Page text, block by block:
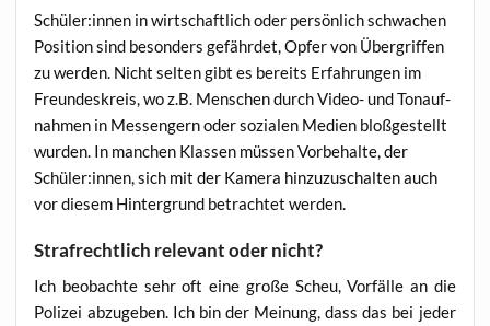
Schüler:innen in wirt­schaft­lich oder per­sön­lich schwa­chen
Posi­ti­on sind beson­ders gefähr­det, Opfer von Über­grif­fen
zu wer­den. Nicht sel­ten gibt es bereits Erfah­run­gen im
Freun­des­kreis, wo z.B. Men­schen durch Video- und Ton­auf­
nah­men in Mes­sen­gern oder sozia­len Medi­en bloß­ge­stellt
wur­den. In man­chen Klas­sen müs­sen Vor­be­hal­te, der
Schüler:innen, sich mit der Kame­ra hin­zu­zu­schal­ten auch
vor die­sem Hin­ter­grund betrach­tet werden.
Strafrechtlich relevant oder nicht?
Ich beob­ach­te sehr oft eine gro­ße Scheu, Vor­fäl­le an die
Poli­zei abzu­ge­ben. Ich bin der Mei­nung, dass das bei jeder